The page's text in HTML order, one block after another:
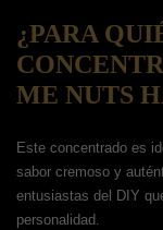
¿PARA
ME NUTS
Este concentrado es
sabor cremoso y
entusiastas del DIY
personalidad.